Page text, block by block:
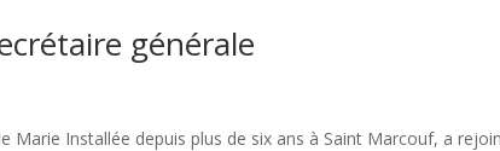
générale
Marie Installée depuis plus de six ans à Saint Marcouf, a